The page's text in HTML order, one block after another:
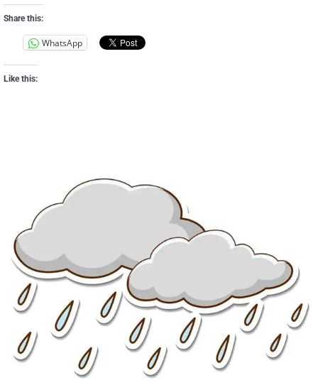
Share this:
WhatsApp
Like this: